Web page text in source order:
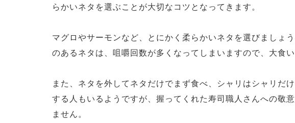
らかいネタを選ぶことが大切なコツとなってきます。
マグロやサーモンなど、とにかく柔らかいネタを選びましょ
のあるネタは、咀嚼回数が多くなってしまいますので、大食い
また、ネタを外してネタだけでまず食べ、シャリはシャリだ
する人もいるようですが、握ってくれた寿司職人さんへの敬
ません。